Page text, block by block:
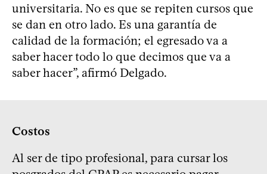
universitaria. No es que se repiten cursos que
se dan en otro lado. Es una garantía de
calidad de la formación; el egresado va a
saber hacer todo lo que decimos que va a
saber hacer”, afirmó Delgado.
Costos
Al ser de tipo profesional, para cursar los